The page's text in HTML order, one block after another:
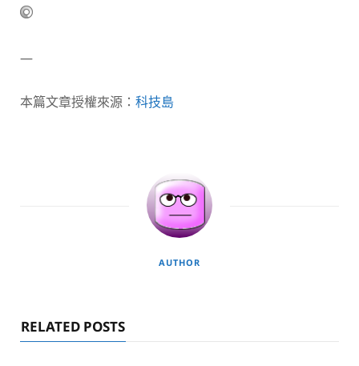
—
本篇文章授權來源： 科技島
AUTHOR
RELATED POSTS